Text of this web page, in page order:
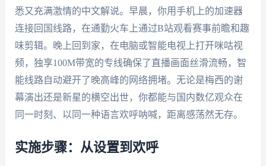
悉又充满激情的中文解说。早晨，你用手机上的加速器
连接回国线路，在通勤火车上通过B站观看赛事前瞻和趣
味剪辑。晚上回到家，在电脑或智能电视上打开咪咕视
频，独享100M带宽的专线确保了直播画面丝滑流畅，智
能线路自动避开了晚高峰的网络拥堵。无论是梅西的谢
幕演出还是新星的横空出世，你都能与国内数亿观众在
同一时刻、以同一种语言欢呼呐喊，距离感荡然无存。
实施步骤：从设置到欢呼